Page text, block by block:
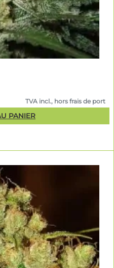
TVA incl., hors frais de port
PANIER